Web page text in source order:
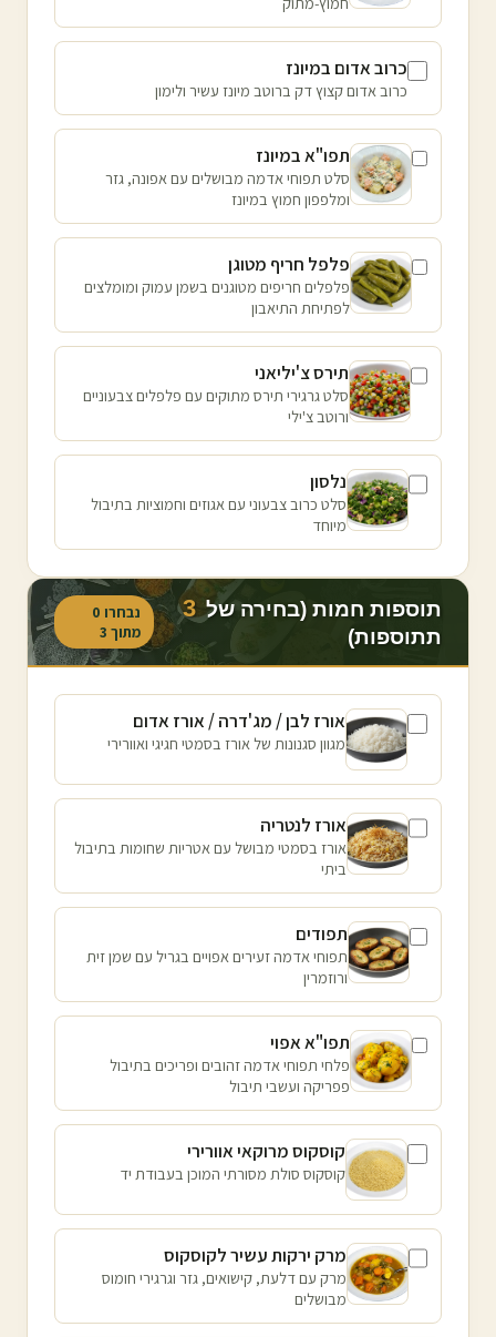
כרוב אדום במיונז
כרוב אדום קצוץ דק ברוטב מיונז עשיר ולימון
תפו"א במיונז
סלט תפוחי אדמה מבושלים עם אפונה, גזר
ומלפפון חמוץ במיונז
פלפל חריף מטוגן
פלפלים חריפים מטוגנים בשמן עמוק ומומלצים
לפתיחת התיאבון
תירס צ'יליאני
סלט גרגירי תירס מתוקים עם פלפלים צבעוניים
ורוטב צ'ילי
נלסון
סלט כרוב צבעוני עם אגוזים וחמוציות בתיבול
מיוחד
תוספות חמות (בחירה של 3
תתוספות)
נבחרו 0
מתוך 3
אורז לבן / מג'דרה / אורז אדום
מגוון סגנונות של אורז בסמטי חגיגי ואוורירי
אורז לנטריה
אורז בסמטי מבושל עם אטריות שחומות בתיבול
ביתי
תפודים
תפוחי אדמה זעירים אפויים בגריל עם שמן זית
ורוזמרין
תפו"א אפוי
פלחי תפוחי אדמה זהובים ופריכים בתיבול
פפריקה ועשבי תיבול
קוסקוס מרוקאי אוורירי
קוסקוס סולת מסורתי המוכן בעבודת יד
מרק ירקות עשיר לקוסקוס
מרק עם דלעת, קישואים, גזר וגרגירי חומוס
מבושלים